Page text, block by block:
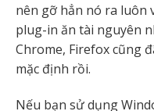
nên gỡ hẳn nó ra luôn
plug-in ăn tài nguyên
Chrome, Firefox cũng
mặc định rồi.
Nếu bạn sử dụng